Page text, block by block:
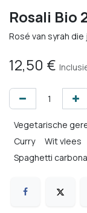
Rosali Bio
Rosé van syrah
12,50 €
Vegetarische
Curry
Wit vlees
Spaghetti